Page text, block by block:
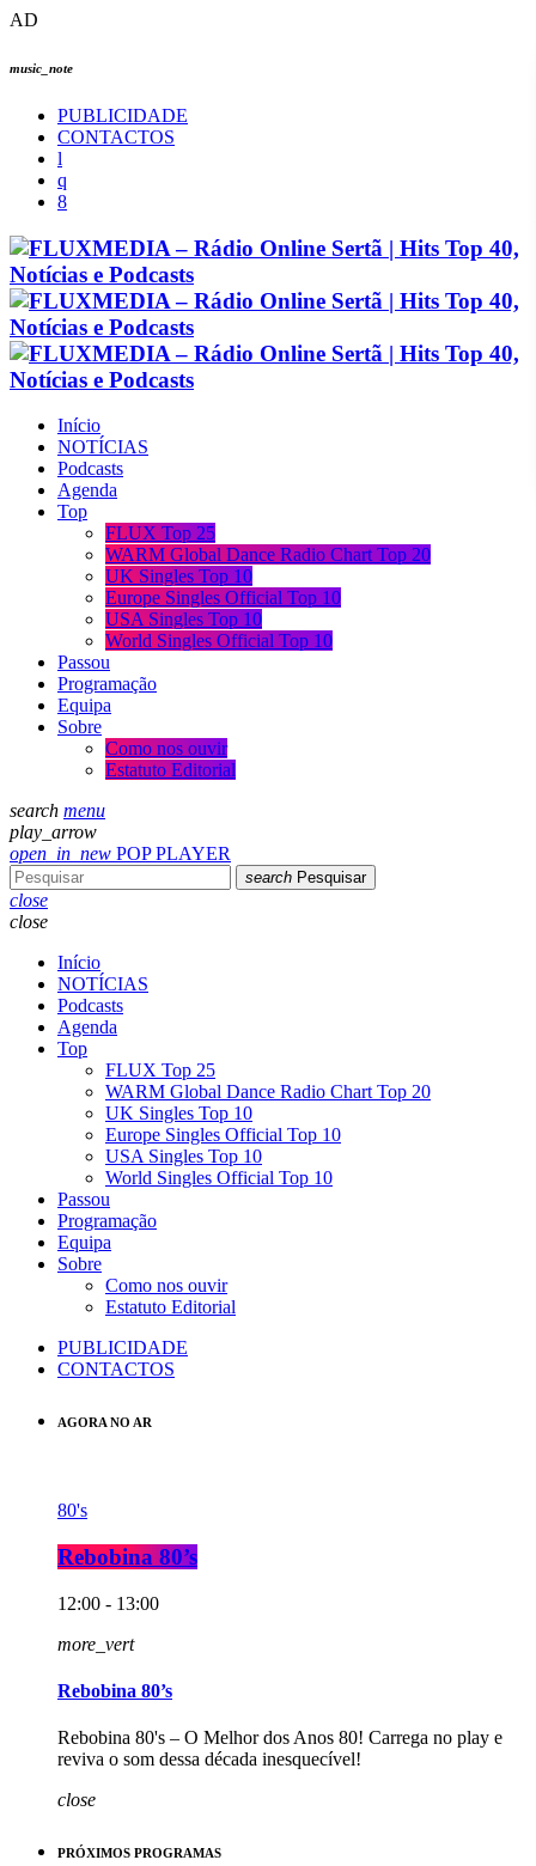
AD
music_note
PUBLICIDADE
CONTACTOS
Início
NOTÍCIAS
Podcasts
Agenda
Top
FLUX Top 25
WARM Global Dance Radio Chart Top 20
UK Singles Top 10
Europe Singles Official Top 10
USA Singles Top 10
World Singles Official Top 10
Passou
Programação
Equipa
Sobre
Como nos ouvir
Estatuto Editorial
search menu
play_arrow
open_in_new POP PLAYER
search Pesquisar
close
close
Início
NOTÍCIAS
Podcasts
Agenda
Top
FLUX Top 25
WARM Global Dance Radio Chart Top 20
UK Singles Top 10
Europe Singles Official Top 10
USA Singles Top 10
World Singles Official Top 10
Passou
Programação
Equipa
Sobre
Como nos ouvir
Estatuto Editorial
PUBLICIDADE
CONTACTOS
AGORA NO AR
80's
Rebobina 80’s
12:00 - 13:00
more_vert
Rebobina 80’s
Rebobina 80's – O Melhor dos Anos 80! Carrega no play e
reviva o som dessa década inesquecível!
close
PRÓXIMOS PROGRAMAS